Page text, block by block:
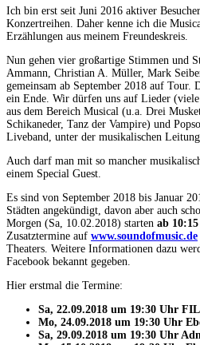
Ich bin erst seit Juni 2016 aktiver
Konzertreihen. Daher kenne ich die
Erzählungen aus meinem Freundeskreis.
Nun gehen vier großartige Stimmen und
Ammann, Christian A. Müller, Mark
gemeinsam ab September 2018 auf Tour.
ein Ende. Wir dürfen uns auf Lieder
aus dem Bereich Musical (u.a. Drei
Schikaneder, Tanz der Vampire) und
Liveband, unter der musikalischen
Auch darf man mit so mancher
einem Special Guest.
Es sind von September 2018 bis Januar
Städten angekündigt, davon aber auch
Morgen (Sa, 10.02.2018) starten ab
Zusatztermine auf www.soundofmusic.de
Theaters. Weitere Informationen dazu
Facebook bekannt gegeben.
Hier erstmal die Termine:
Sa, 22.09.2018 um 19:30 Uhr
Mo, 24.09.2018 um 19:30 Uhr
Sa, 29.09.2018 um 19:30 Uhr